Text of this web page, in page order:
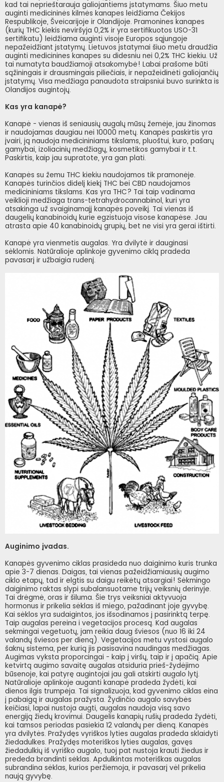
kad tai neprieštarauja galiojantiems įstatymams. Šiuo metu
auginti medicininės kilmės kanapes leidžiama Čekijos
Respublikoje, Šveicarijoje ir Olandijoje. Pramonines kanapes
(kurių THC kiekis neviršyja 0,2% ir yra sertifikuotos USO-31
sertifikatu) leidžiama auginti visoje Europos sąjungoje
nepažeidžiant įstatymų. Lietuvos įstatymai šiuo metu draudžia
auginti medicinines kanapes su didesniu nei 0,2% THC kiekiu. Už
tai numatyta baudžiamoji atsakomybė! Labai prašome būti
sąžiningais ir drausmingais piliečiais, ir nepažeidinėti galiojančių
įstatymų. Visa medžiaga panaudota straipsniui buvo surinkta is
Olandijos augintojų.
Kas yra kanapė?
Kanapė - vienas iš seniausių augalų mūsų žemėje, jau žinomas
ir naudojamas daugiau nei 10000 metų. Kanapės paskirtis yra
įvairi, ją naudoja medicininiams tikslams, pluoštui, kuro, pašarų
gamybai, izoliacinių medžiagų, kosmetikos gamybai ir t.t.
Paskirtis, kaip jau supratote, yra gan plati.
Kanapės su žemu THC kiekiu naudojamos tik pramonėje.
Kanapės turinčios didelį kiekį THC bei CBD naudojamos
medicininiams tikslams. Kas yra THC? Tai taip vadinama
veiklioji medžiaga trans-tetrahydrocannabinol, kuri yra
atsakinga už svaiginamajį kanapės poveikį. Tai vienas iš
daugelių kanabinoidų kurie egzistuoja visose kanapėse. Jau
atrasta apie 40 kanabinoidų grupių, bet ne visi yra gerai ištirti.
Kanapė yra vienmetis augalas. Yra dvilytė ir dauginasi
sėklomis. Natūralioje aplinkoje gyvenimo ciklą pradeda
pavasarį ir užbaigia rudenį.
Auginimo įvadas.
Kanapės gyvenimo ciklas prasideda nuo daiginimo kuris trunka
apie 3-7 dienas. Daigas, tai vienas pažeidžiamiausių augimo
ciklo etapų, tad ir elgtis su daigu reikėtų atsargiai! Sėkmingo
daiginimo raktas slypi subalansuotame trijų veiksnių derinyje.
Tai drėgmė, oras ir šiluma. Šie trys veiksniai aktyvuoja
hormonus ir prikelia sėklas iš miego, pažadinant joje gyvybę.
Kai sėklos yra sudaigintos, jos išsodinamos į pasirinktą terpę.
Taip augalas pereina i vegetacijos procesą. Kad augalas
sekmingai vegetuotų, jam reikia daug šviesos (nuo 16 iki 24
valandų šviesos per dieną). Vegetacijos metu vystosi augalo
šaknų sistema, per kurią jis pasisavina naudingas medžiagas.
Augimas vyksta proporcingai - kaip į viršų, taip ir į apačią. Apie
ketvirtą augimo savaitę augalas atsiduria prieš-žydėjimo
būsenoje, kai patyrę augintojai jau gali atskirti augalo lytį.
Natūralioje aplinkoje auganti kanapė pradeda žydėti, kai
dienos ilgis trumpėja. Tai signalizuoja, kad gyvenimo ciklas eina
į pabaigą ir augalas pražysta. Žydinčio augalo savybės
keičiasi, lapai nustoja augti, augalas naudoja visą savo
energiją žiedų krovimui. Daugelis kanapių rušių pradeda žydėti,
kai tamsos periodas pasiekia 12 valandų per dieną. Kanapės
yra dvilytės. Pražydęs vyriškos lyties augalas pradeda sklaidyti
žiedadulkes. Pražydęs moteriškos lyties augalas, gavęs
žiedadulkių iš vyriško augalo, tuoj pat nustoja krauti žiedus ir
prededa brandinti sėklas. Apdulkintas moteriškas augalas
subrandina sėklas, kurios peržiemoja, ir pavasarį vėl prikelia
naują gyvybę.